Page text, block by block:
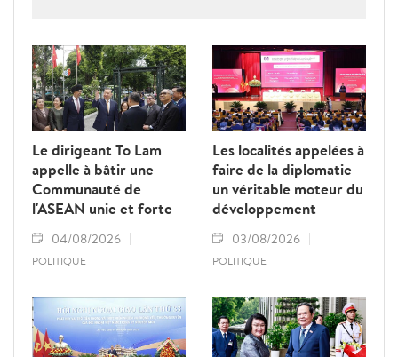
Hung lors de la Journée vietnamienne de la
cybersécurité 2026, qui a appelé à une
mobilisation de l'ensemble de la société
pour bâtir un cyberespace sûr, fiable et
humain.
Le dirigeant To Lam
appelle à bâtir une
Communauté de
l'ASEAN unie et forte
04/08/2026
POLITIQUE
Les localités appelées à
faire de la diplomatie
un véritable moteur du
développement
03/08/2026
POLITIQUE